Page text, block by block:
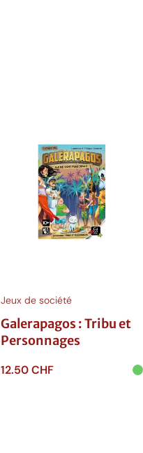
Jeux de société
Galerapagos : Tribu et
Personnages
12.50CHF